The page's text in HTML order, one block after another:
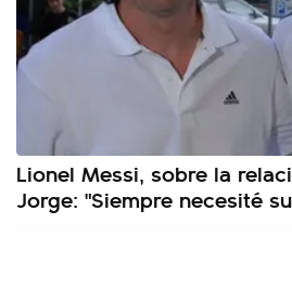
Lionel Messi, sobre la
Jorge: "Siempre necesité